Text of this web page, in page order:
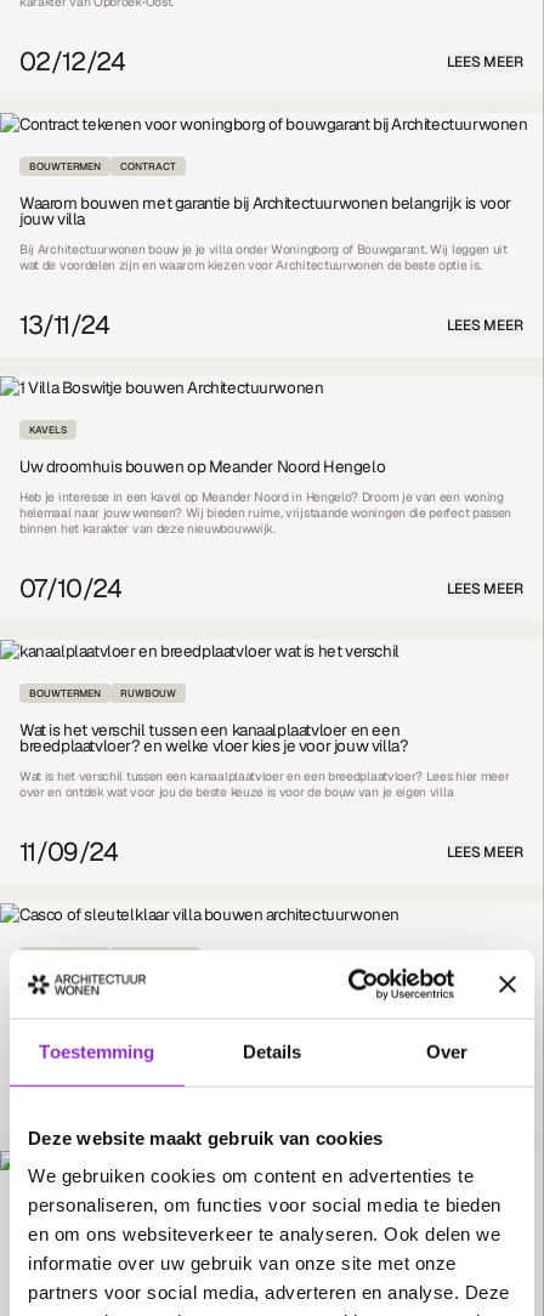
Toestemming Details Over
Deze website maakt gebruik van cookies
We gebruiken cookies om content en advertenties te
personaliseren, om functies voor social media te bieden
en om ons websiteverkeer te analyseren. Ook delen we
informatie over uw gebruik van onze site met onze
partners voor social media, adverteren en analyse. Deze
02/12/24 LEES MEER
BOUWTERMEN CONTRACT
Waarom bouwen met garantie bij Architectuurwonen belangrijk is voor
jouw villa
Bij Architectuurwonen bouw je je villa onder Woningborg of Bouwgarant. Wij leggen uit
wat de voordelen zijn en waarom kiezen voor Architectuurwonen de beste optie is.
13/11/24 LEES MEER
KAVELS
Uw droomhuis bouwen op Meander Noord Hengelo
Heb je interesse in een kavel op Meander Noord in Hengelo? Droom je van een woning
helemaal naar jouw wensen? Wij bieden ruime, vrijstaande woningen die perfect passen
binnen het karakter van deze nieuwbouwwijk.
07/10/24 LEES MEER
BOUWTERMEN RUWBOUW
Wat is het verschil tussen een kanaalplaatvloer en een
breedplaatvloer? en welke vloer kies je voor jouw villa?
Wat is het verschil tussen een kanaalplaatvloer en een breedplaatvloer? Lees hier meer
over en ontdek wat voor jou de beste keuze is voor de bouw van je eigen villa
11/09/24 LEES MEER
Casco bouwen vs. sleutelklaar bouwen: Wat zijn de verschillen?
Twee termen in de bouw die regelmatig voorbij komen. Wat betekent het, wat zijn de
BOUWTERMEN BOUWSTIJL
Een vrijstaand huis bouwen; voordelen en keuzes
Het bouwen van een vrijstaand huis biedt de perfecte mogelijkheid om een woning te
creëren die precies bij jou past. Van meer privacy tot ontwerpvrijheid, wij hebben de
voordelen op een rijtje gezet.